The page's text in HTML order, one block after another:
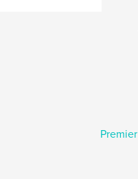
Premier